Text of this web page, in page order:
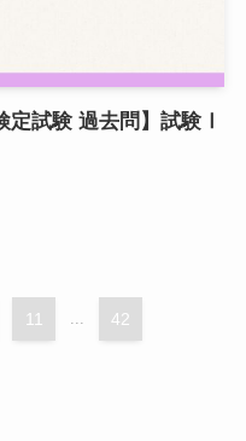
定試験 過去問】試験Ⅰ
11 ... 42